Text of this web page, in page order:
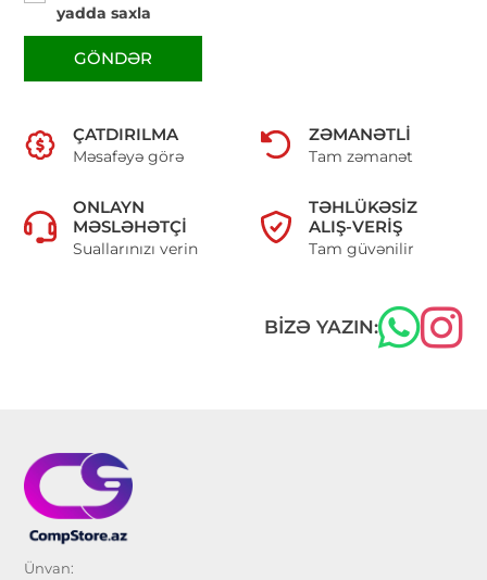
yadda saxla
GÖNDƏR
ÇATDIRILMA
Məsafəyə görə
ZƏMANƏTLI
Tam zəmanət
ONLAYN
MƏSLƏHƏTÇI
Suallarınızı verin
TƏHLÜKƏSIZ
ALIŞ-VERIŞ
Tam güvənilir
BIZƏ YAZIN:
Ünvan: